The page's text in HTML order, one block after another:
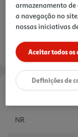
NR.
armazenamento
a navegação no
nossas iniciativas
Aceitar todos os
Definições de